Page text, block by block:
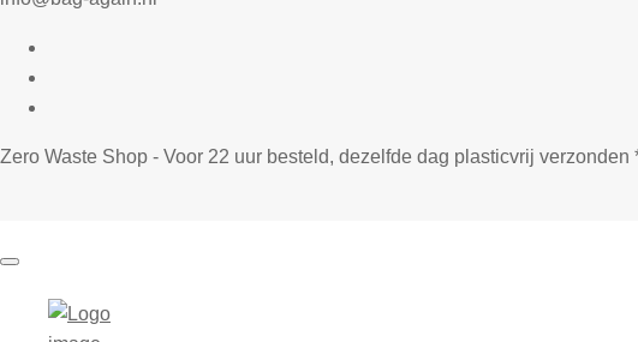
Zero Waste Shop - Voor 22 uur besteld, dezelfde dag plasticvrij